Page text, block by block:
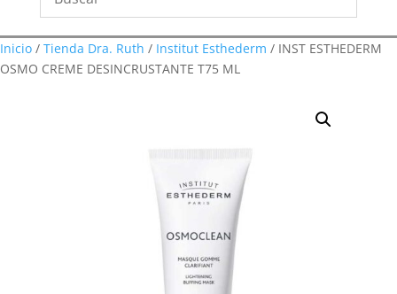
Inicio / Tienda Dra. Ruth / Institut Esthederm / INST ESTHEDERM
OSMO CREME DESINCRUSTANTE T75 ML